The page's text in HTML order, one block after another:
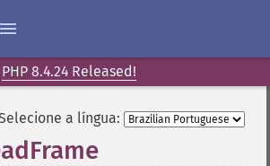
PHP 8.4.24 Released!
a língua: